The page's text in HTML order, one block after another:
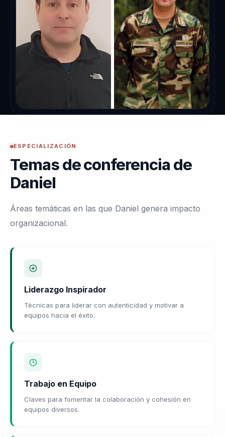
ESPECIALIZACIÓN
Temas de conferencia de
Daniel
Áreas temáticas en las que Daniel genera impacto
organizacional.
Liderazgo Inspirador
Técnicas para liderar con autenticidad y motivar a
equipos hacia el éxito.
Trabajo en Equipo
Claves para fomentar la colaboración y cohesión en
equipos diversos.